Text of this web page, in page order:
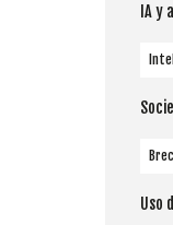
IA y
Uso